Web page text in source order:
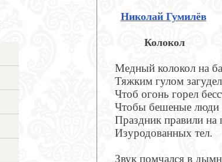
Николай Гумилёв
Колокол
Медный колокол на
Тяжким гулом
Чтоб огонь горел
Чтобы бешеные люди
Праздник правили на
Изуродованных тел.
Звук помчался в